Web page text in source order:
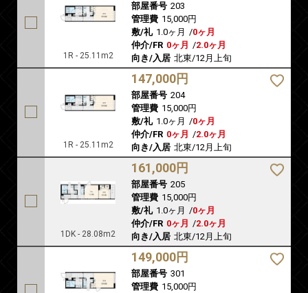
1R - 25.11m2
部屋番号 203
管理費 15,000円
敷/礼 1.0ヶ月 /0ヶ月
仲介/FR 0ヶ月 /2.0ヶ月
向き/入居 北東/12月上旬
1R - 25.11m2
147,000円
部屋番号 204
管理費 15,000円
敷/礼 1.0ヶ月 /0ヶ月
仲介/FR 0ヶ月 /2.0ヶ月
向き/入居 北東/12月上旬
1DK - 28.08m2
161,000円
部屋番号 205
管理費 15,000円
敷/礼 1.0ヶ月 /0ヶ月
仲介/FR 0ヶ月 /2.0ヶ月
向き/入居 北東/12月上旬
149,000円
部屋番号 301
管理費 15,000円